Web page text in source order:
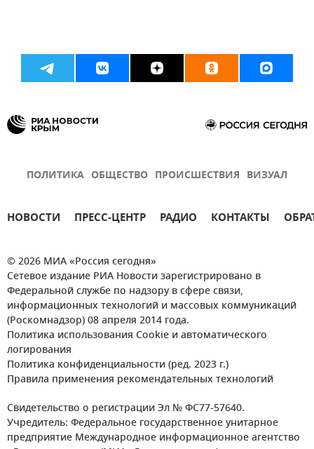
ПОЛИТИКА ОБЩЕСТВО ПРОИСШЕСТВИЯ ВИЗУАЛ
НОВОСТИ ПРЕСС-ЦЕНТР РАДИО КОНТАКТЫ
© 2026 МИА «Россия сегодня»
Сетевое издание РИА Новости зарегистрировано в
Федеральной службе по надзору в сфере связи,
информационных технологий и массовых коммуникаций
(Роскомнадзор) 08 апреля 2014 года.
Политика использования Cookie и автоматического
логирования
Политика конфиденциальности (ред. 2023 г.)
Правила применения рекомендательных технологий
Свидетельство о регистрации Эл № ФС77-57640.
Учредитель: Федеральное государственное унитарное
предприятие Международное информационное агентство